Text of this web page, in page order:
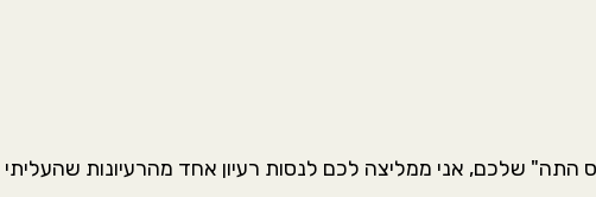
שלכם, אני ממליצה לכם לנסות רעיון אחד מהרעיונות שהעליתי